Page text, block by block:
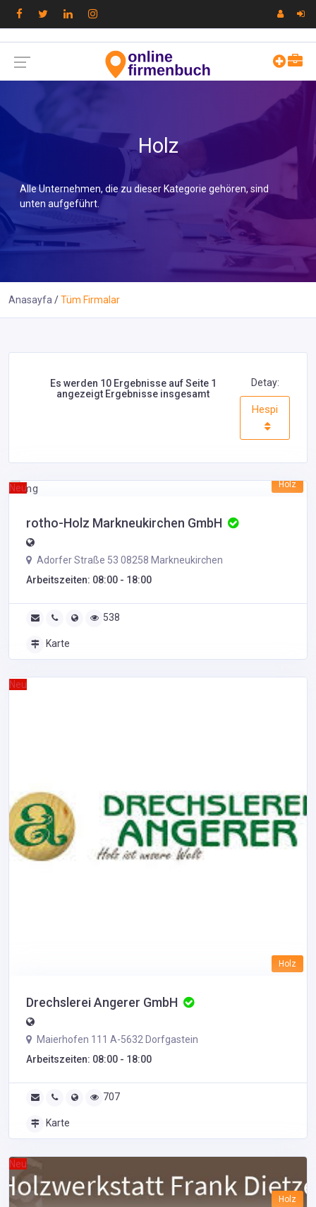
Holz
Alle Unternehmen, die zu dieser Kategorie gehören, sind
unten aufgeführt.
Anasayfa Tüm Firmalar
Es werden 10 Ergebnisse auf Seite 1
angezeigt Ergebnisse insgesamt
Detay:
Hespi
Neu Holz
rotho-Holz Markneukirchen GmbH
Adorfer Straße 53 08258 Markneukirchen
Arbeitszeiten: 08:00 - 18:00
538
Karte
Neu
Holz
Drechslerei Angerer GmbH
Maierhofen 111 A-5632 Dorfgastein
Arbeitszeiten: 08:00 - 18:00
707
Karte
Neu
Holz